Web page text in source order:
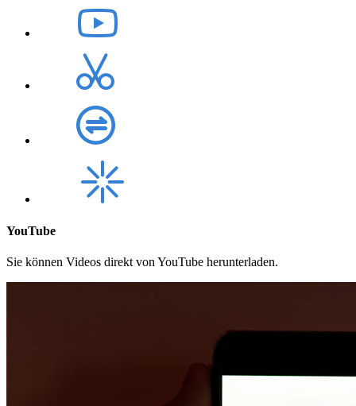
YouTube
Sie können Videos direkt von YouTube herunterladen.